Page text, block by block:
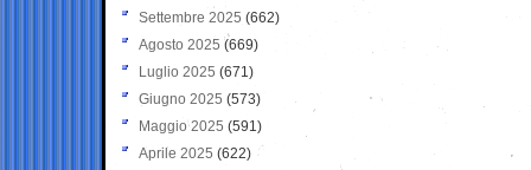
Settembre 2025 (662)
Agosto 2025 (669)
Luglio 2025 (671)
Giugno 2025 (573)
Maggio 2025 (591)
Aprile 2025 (622)